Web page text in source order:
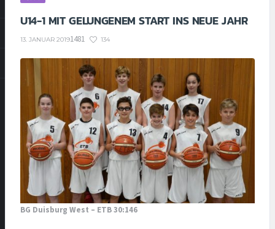
U14-1 MIT GELUNGENEM START INS NEUE JAHR
13. JANUAR 20191481 134
BG Duisburg West – ETB 30:146